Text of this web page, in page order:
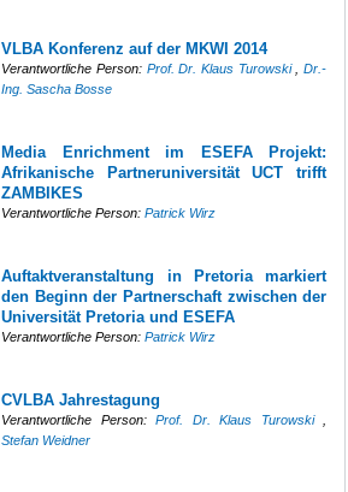
VLBA Konferenz auf der MKWI 2014
Verantwortliche Person: Prof. Dr. Klaus Turowski ,Dr.-
Ing. Sascha Bosse
Media Enrichment im ESEFA Projekt:
Afrikanische Partneruniversität UCT trifft
ZAMBIKES
Verantwortliche Person:Patrick Wirz
Auftaktveranstaltung in Pretoria markiert
den Beginn der Partnerschaft zwischen der
Universität Pretoria und ESEFA
Verantwortliche Person:Patrick Wirz
CVLBA Jahrestagung
Verantwortliche Person:Prof. Dr. Klaus Turowski
Stefan Weidner